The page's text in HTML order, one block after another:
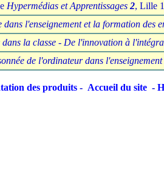
Hypermédias et Apprentissages 2, Lille
l'enseignement et la formation des
dans la classe - De l'innovation à
de l'ordinateur dans l'enseignement
des produits - Accueil du site -